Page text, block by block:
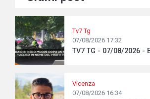
Tv7 Tg
07/08/2026 17:32
TV7 TG - 07/08/2026 -
Vicenza
07/08/2026 16:34